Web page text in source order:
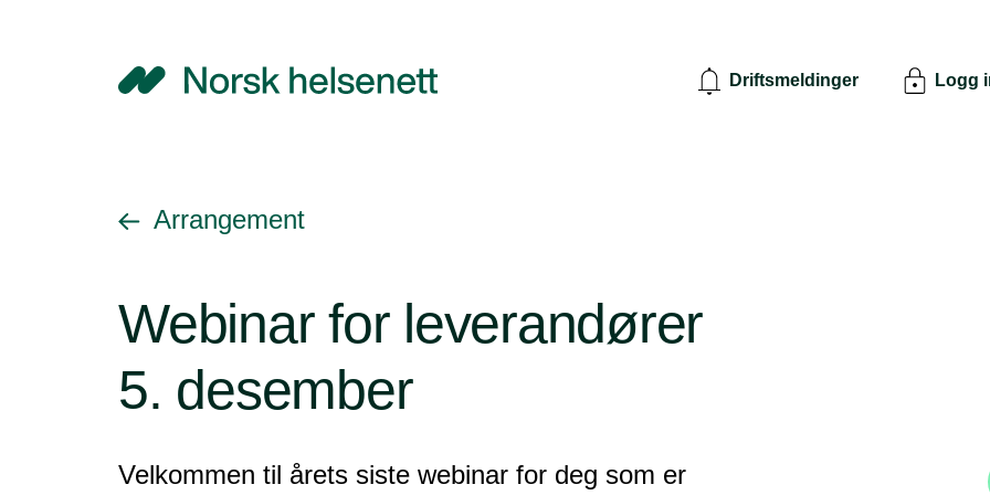
NHN Driftsmeldinger Logg
Gå tilbake til
Arrangement
Webinar for leverandører
5. desember
Velkommen til årets siste webinar for deg som er